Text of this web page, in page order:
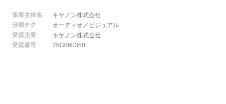
事業主体名
キヤノン株式会社
分類タグ
オーディオ／ビジュアル
受賞企業
キヤノン株式会社
受賞番号
25G060350